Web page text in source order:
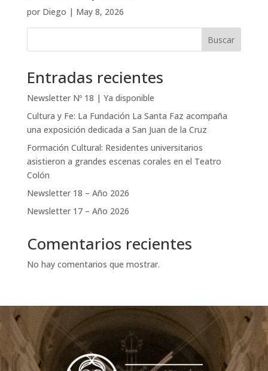
por Diego | May 8, 2026
Buscar
Entradas recientes
Newsletter Nº 18 | Ya disponible
Cultura y Fe: La Fundación La Santa Faz acompaña
una exposición dedicada a San Juan de la Cruz
Formación Cultural: Residentes universitarios
asistieron a grandes escenas corales en el Teatro
Colón
Newsletter 18 – Año 2026
Newsletter 17 – Año 2026
Comentarios recientes
No hay comentarios que mostrar.